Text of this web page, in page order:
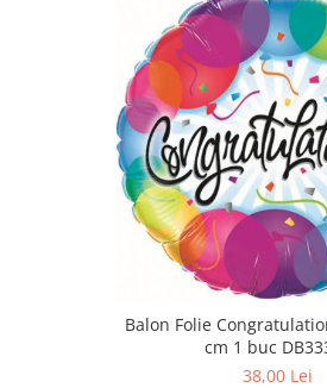
Balon Folie
cm 1 buc
38,00 Lei